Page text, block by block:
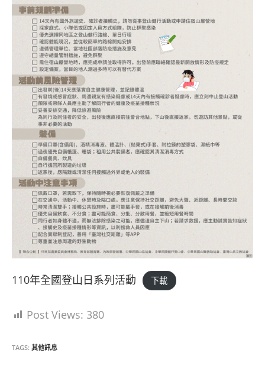
110年全國登山日系列活動 下載
Post Views: 380
TAGS: 其他訊息